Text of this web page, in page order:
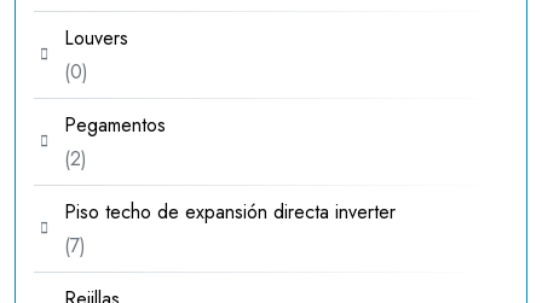
productos
Louvers
00
productos
Pegamentos
22
productos
Piso techo de expansión directa inverter
77
productos